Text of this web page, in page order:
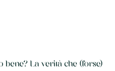
bene? La verità che (forse)